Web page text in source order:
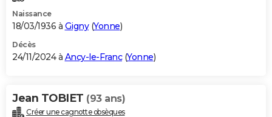
Dictionnaire
Biographies
Citations
Expressions
Proverbes
PROGRAMME TV
S'inscrire
Se connecter
Lycées
Collèges
Primaires
Universités
Entreprises
Service militaire
Avis de recherche
AVIS DE DÉCÈS
Bricolage
Lifestyle
Culture
Sport
Auto
Television
Voyage
Cinema
Naissance
18/03/1936 à Gigny(Yonne)
Décès
24/11/2024 à Ancy-le-Franc(Yonne)
Jean TOBIET (93 ans)
Créer une cagnotte obsèques